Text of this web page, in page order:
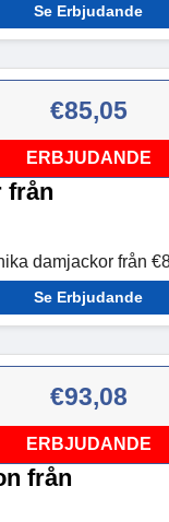
Se Erbjudande
€85,05
ERBJUDANDE
från
damjackor från
Se Erbjudande
€93,08
ERBJUDANDE
från